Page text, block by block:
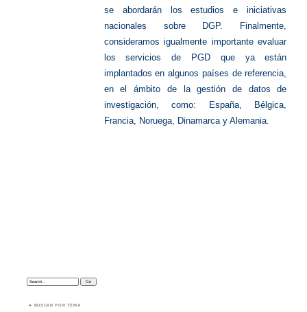
se abordarán los estudios e iniciativas
nacionales sobre DGP. Finalmente,
consideramos igualmente importante evaluar
los servicios de PGD que ya están
implantados en algunos países de referencia,
en el ámbito de la gestión de datos de
investigación, como: España, Bélgica,
Francia, Noruega, Dinamarca y Alemania.
Search:
BUSCAR POR TEMA